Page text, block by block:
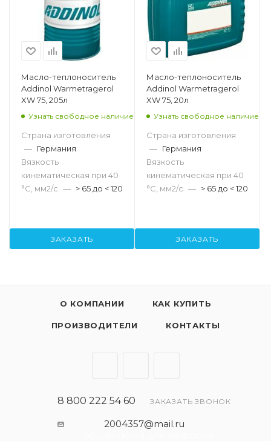
Масло-теплоноситель
Addinol Warmetragerol
XW 75, 205л
Узнать свободное наличие
Страна изготовления
— Германия
Вязкость
кинематическая при 40
°С, мм2/с — > 65 до < 120
ЗАКАЗАТЬ
Масло-теплоноситель
Addinol Warmetragerol
XW 75, 20л
Узнать свободное наличие
Страна изготовления
— Германия
Вязкость
кинематическая при 40
°С, мм2/с — > 65 до < 120
ЗАКАЗАТЬ
О КОМПАНИИ КАК КУПИТЬ
ПРОИЗВОДИТЕЛИ КОНТАКТЫ
8 800 222 54 60 ЗАКАЗАТЬ ЗВОНОК
2004357@mail.ru